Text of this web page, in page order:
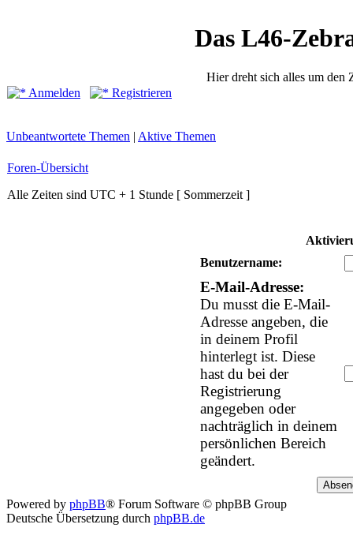
Das L46-
Hier dreht sich alles um den
Anmelden
Registrieren
Unbeantwortete Themen | Aktive Themen
Foren-Übersicht
Alle Zeiten sind UTC + 1 Stunde [ Sommerzeit ]
Benutzername:
E-Mail-Adresse:
Du musst die E-Mail-
Adresse angeben, die
in deinem Profil
hinterlegt ist. Diese
hast du bei der
Registrierung
angegeben oder
nachträglich in deinem
persönlichen Bereich
geändert.
Powered by phpBB® Forum Software © phpBB Group
Deutsche Übersetzung durch phpBB.de